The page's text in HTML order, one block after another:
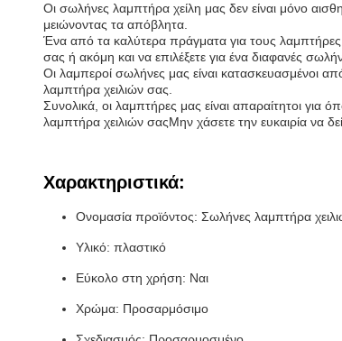
Οι σωλήνες λαμπτήρα χείλη μας δεν είναι μόνο
μειώνοντας τα απόβλητα.
Ένα από τα καλύτερα πράγματα για τους λαμπτήρες
σας ή ακόμη και να επιλέξετε για ένα διαφανές
Οι λαμπεροί σωλήνες μας είναι κατασκευασμένοι
λαμπτήρα χειλιών σας.
Συνολικά, οι λαμπτήρες μας είναι απαραίτητοι για
λαμπτήρα χειλιών σαςΜην χάσετε την ευκαιρία να
Χαρακτηριστικά:
Ονομασία προϊόντος: Σωλήνες λαμπτήρα
Υλικό: πλαστικό
Εύκολο στη χρήση: Ναι
Χρώμα: Προσαρμόσιμο